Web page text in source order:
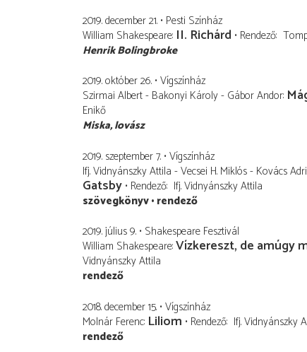
2019. december 21. Pesti Színház
William Shakespeare II. Richárd Rendező
Henrik Bolingbroke
2019. október 26. Vígszínház
Szirmai Albert - Bakonyi Károly - Gábor Andor
Enikő
Miska lovász
2019. szeptember 7. Vígszínház
Ifj. Vidnyánszky Attila - Vecsei H. Miklós - Kovács
Gatsby Rendező Ifj. Vidnyánszky Attila
szövegkönyv rendező
2019. július 9. Shakespeare Fesztivál
William Shakespeare Vízkereszt, de amúgy
Vidnyánszky Attila
rendező
2018. december 15. Vígszínház
Molnár Ferenc Liliom Rendező Ifj. Vidnyánszky
rendező